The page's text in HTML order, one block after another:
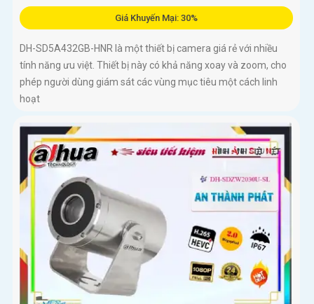
Giá Khuyến Mại: 30%
DH-SD5A432GB-HNR là một thiết bị camera giá rẻ với nhiều
tính năng ưu việt. Thiết bị này có khả năng xoay và zoom, cho
phép người dùng giám sát các vùng mục tiêu một cách linh
hoạt